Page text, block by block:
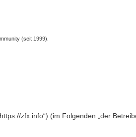
(seit 1999).
zfx.info“) (im Folgenden „der